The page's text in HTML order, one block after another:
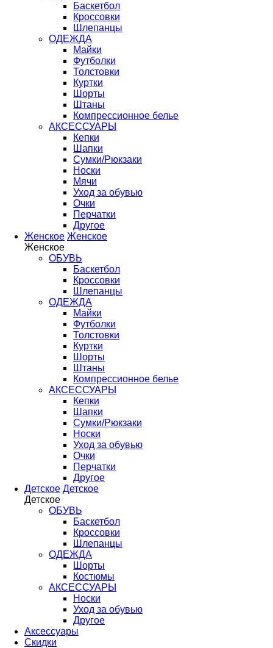
Баскетбол
Кроссовки
Шлепанцы
ОДЕЖДА
Майки
Футболки
Толстовки
Куртки
Шорты
Штаны
Компрессионное белье
АКСЕССУАРЫ
Кепки
Шапки
Сумки/Рюкзаки
Носки
Мячи
Уход за обувью
Очки
Перчатки
Другое
Женское Женское
Женское
ОБУВЬ
Баскетбол
Кроссовки
Шлепанцы
ОДЕЖДА
Майки
Футболки
Толстовки
Куртки
Шорты
Штаны
Компрессионное белье
АКСЕССУАРЫ
Кепки
Шапки
Сумки/Рюкзаки
Носки
Уход за обувью
Очки
Перчатки
Другое
Детское Детское
Детское
ОБУВЬ
Баскетбол
Кроссовки
Шлепанцы
ОДЕЖДА
Шорты
Костюмы
АКСЕССУАРЫ
Носки
Уход за обувью
Другое
Аксессуары
Скидки